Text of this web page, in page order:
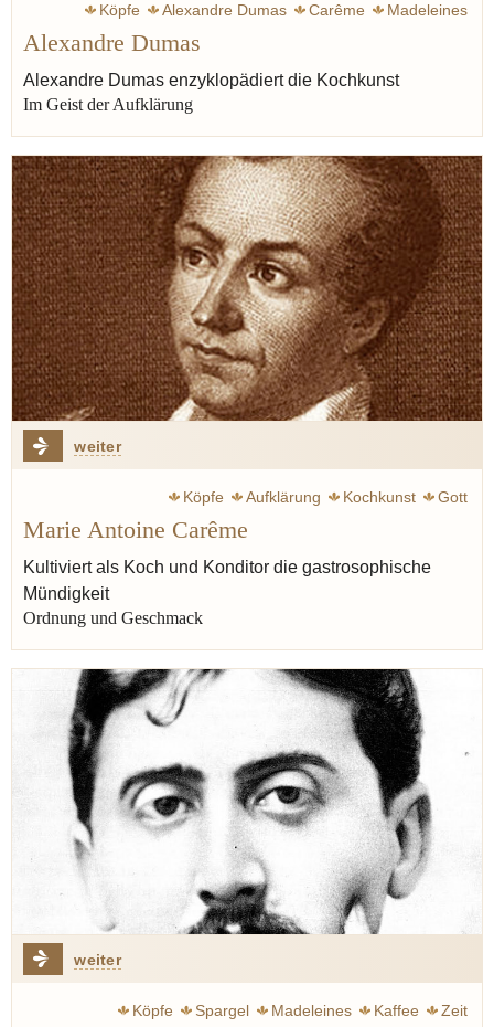
Köpfe Alexandre Dumas Carême
Madeleines
Proust Marcel
Koch
Zeit
Literatur Aufklärung
Varenne françois-pierre de la
Alexandre Dumas
Alexandre Dumas enzyklopädiert die Kochkunst
Im Geist der Aufklärung
weiter
Köpfe Aufklärung Kochkunst
Gott
Alexandre Dumas
Geschmack
Europa
Escoffier Auguste
Balzac Honoré de
Marie Antoine Carême
Kultiviert als Koch und Konditor die gastrosophische
Mündigkeit
Ordnung und Geschmack
weiter
Köpfe Spargel Madeleines Kaffee
Zeit